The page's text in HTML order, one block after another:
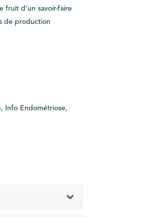
fruit d’un savoir-faire
de production
Info Endométriose,